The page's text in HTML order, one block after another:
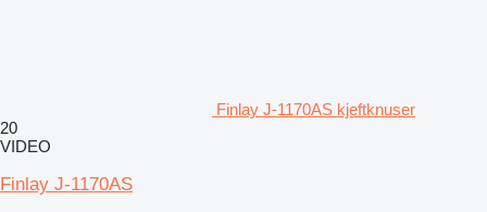
Finlay J-1170AS kjeftknuser
20
VIDEO
Finlay J-1170AS